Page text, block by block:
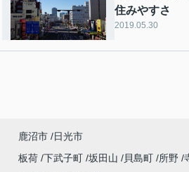
住みやすさ
2019.05.30
鹿沼市
日光市
板荷 下武子町 坂田山 貝島町 所野